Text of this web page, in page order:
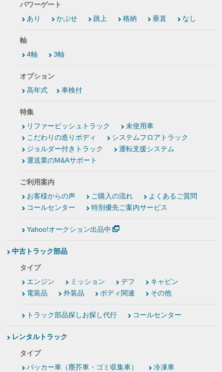
パワーゲート
あり
かぶせ 跳上 格納 垂直 なし
軸
4軸
3軸
オプション
高年式
車検付
特集
リファービッシュトラック
未使用車
こだわりの造りボディ
システムフロアトラック
ジョルダー付きトラック
運転支援システム
運送業のM&Aサポート
ご利用案内
お客様からの声
ご購入の流れ
よくあるご質問
コールセンター
特別優先ご案内サービス
Yahoo!オークション出品中
中古トラック部品
タイプ
エンジン
ミッション デフ
キャビン
電装品
外装品 ボディ関連 その他
トラック部品探しお探し代行 コールセンター
レンタルトラック
タイプ
パッカー車（塵芥車・ゴミ収集車）
冷凍車